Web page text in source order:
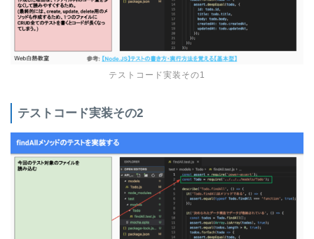
テストコード実装その1
テストコード実装その2